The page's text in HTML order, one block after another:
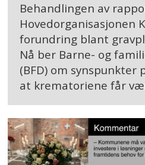
Behandlingen av
Hovedorganisasjonen
forundring blant
Nå ber Barne- og
(BFD) om
at krematoriene får